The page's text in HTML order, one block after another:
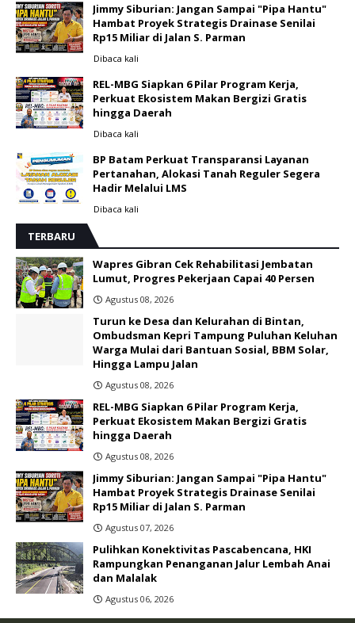
Jimmy Siburian: Jangan Sampai "Pipa Hantu"
Hambat Proyek Strategis Drainase Senilai
Rp15 Miliar di Jalan S. Parman
Dibaca kali
REL-MBG Siapkan 6 Pilar Program Kerja,
Perkuat Ekosistem Makan Bergizi Gratis
hingga Daerah
Dibaca kali
BP Batam Perkuat Transparansi Layanan
Pertanahan, Alokasi Tanah Reguler Segera
Hadir Melalui LMS
Dibaca kali
TERBARU
Wapres Gibran Cek Rehabilitasi Jembatan
Lumut, Progres Pekerjaan Capai 40 Persen
Agustus 08, 2026
Turun ke Desa dan Kelurahan di Bintan,
Ombudsman Kepri Tampung Puluhan Keluhan
Warga Mulai dari Bantuan Sosial, BBM Solar,
Hingga Lampu Jalan
Agustus 08, 2026
REL-MBG Siapkan 6 Pilar Program Kerja,
Perkuat Ekosistem Makan Bergizi Gratis
hingga Daerah
Agustus 08, 2026
Jimmy Siburian: Jangan Sampai "Pipa Hantu"
Hambat Proyek Strategis Drainase Senilai
Rp15 Miliar di Jalan S. Parman
Agustus 07, 2026
Pulihkan Konektivitas Pascabencana, HKI
Rampungkan Penanganan Jalur Lembah Anai
dan Malalak
Agustus 06, 2026